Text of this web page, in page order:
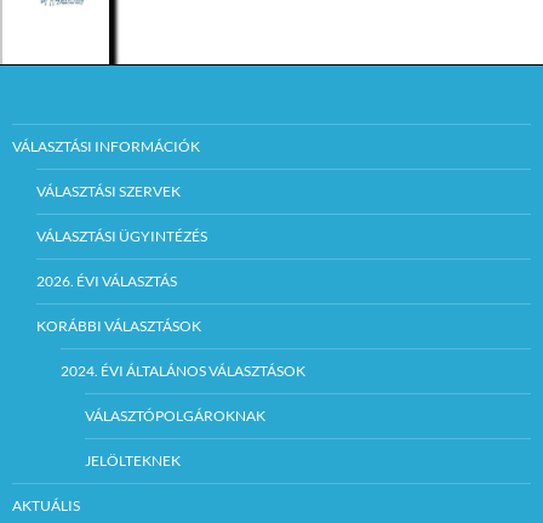
VÁLASZTÁSI INFORMÁCIÓK
VÁLASZTÁSI SZERVEK
VÁLASZTÁSI ÜGYINTÉZÉS
2026. ÉVI VÁLASZTÁS
KORÁBBI VÁLASZTÁSOK
2024. ÉVI ÁLTALÁNOS VÁLASZTÁSOK
VÁLASZTÓPOLGÁROKNAK
JELÖLTEKNEK
AKTUÁLIS